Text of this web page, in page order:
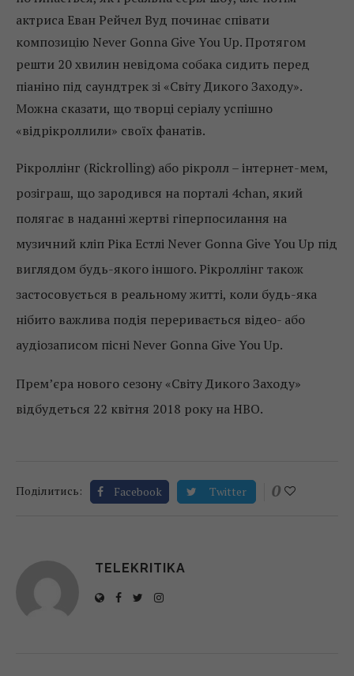
актриса Еван Рейчел Вуд починає співати
композицію Never Gonna Give You Up. Протягом
решти 20 хвилин невідома собака сидить перед
піаніно під саундтрек зі «Світу Дикого Заходу».
Можна сказати, що творці серіалу успішно
«відрікроллили» своїх фанатів.
Рікроллінг (Rickrolling) або рікролл – інтернет-мем,
розіграш, що зародився на порталі 4chan, який
полягає в наданні жертві гіперпосилання на
музичний кліп Ріка Естлі Never Gonna Give You Up під
виглядом будь-якого іншого. Рікроллінг також
застосовується в реальному житті, коли будь-яка
нібито важлива подія переривається відео- або
аудіозаписом пісні Never Gonna Give You Up.
Прем’єра нового сезону «Світу Дикого Заходу»
відбудеться 22 квітня 2018 року на HBO.
Поділитись: Facebook Twitter 0
TELEKRITIKA